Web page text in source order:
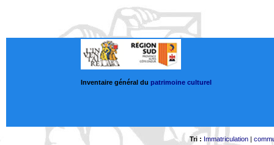
Inventaire général du patrimoine culturel
Tri : Immatriculation|